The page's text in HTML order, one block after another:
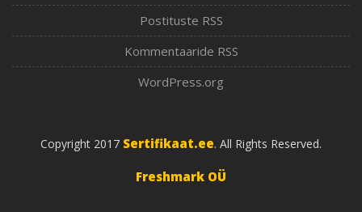
Postituste RSS
Kommentaaride RSS
WordPress.org
Copyright 2017 Sertifikaat.ee. All Rights Reserved.
Freshmark OÜ